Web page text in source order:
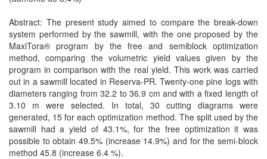
Abstract: The present study aimed to compare the break-down
system performed by the sawmill, with the one proposed by the
MaxiTora® program by the free and semiblock optimization
method, comparing the volumetric yield values given by the
program in comparison with the real yield. This work was carried
out in a sawmill located in Reserva-PR. Twenty-one pine logs with
diameters ranging from 32.2 to 36.9 cm and with a fixed length of
3.10 m were selected. In total, 30 cutting diagrams were
generated, 15 for each optimization method. The split used by the
sawmill had a yield of 43.1%, for the free optimization it was
possible to obtain 49.5% (increase 14.9%) and for the semi-block
method 45.8 (increase 6.4 %).